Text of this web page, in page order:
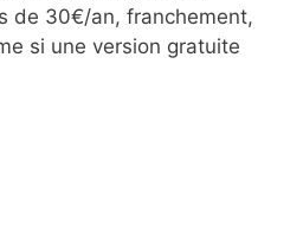
de 30€/an, franchement,
si une version gratuite